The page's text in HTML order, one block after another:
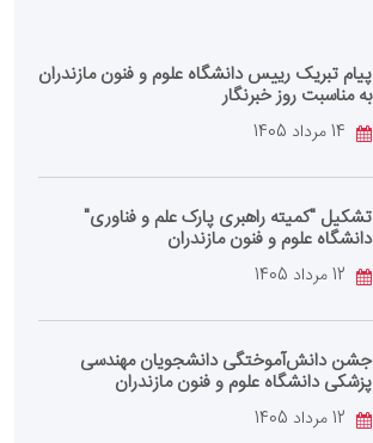
پیام تبریک رییس دانشگاه علوم و فنون مازندران
به مناسبت روز خبرنگار
تشکیل "کمیته راهبری پارک علم و فناوری"
دانشگاه علوم و فنون مازندران
جشن دانش‌آموختگی دانشجویان مهندسی
پزشکی دانشگاه علوم و فنون مازندران